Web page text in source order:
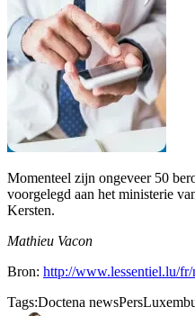
Momenteel zijn ongeveer 50
voorgelegd aan het ministerie
Kersten.
Mathieu Vacon
Bron: http://www.lessentiel.lu/fr/
Tags:Doctena newsPers